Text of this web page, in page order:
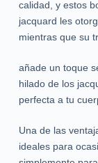
calidad, y estos
jacquard les
mientras que su
añade un toque
hilado de los
perfecta a tu
Una de las
ideales para